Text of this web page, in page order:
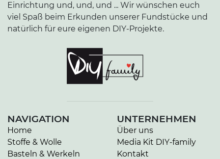
Einrichtung und, und, und ... Wir wünschen euch
viel Spaß beim Erkunden unserer Fundstücke und
natürlich für eure eigenen DIY-Projekte.
NAVIGATION
Home
Stoffe & Wolle
Basteln & Werkeln
UNTERNEHMEN
Über uns
Media Kit DIY-family
Kontakt